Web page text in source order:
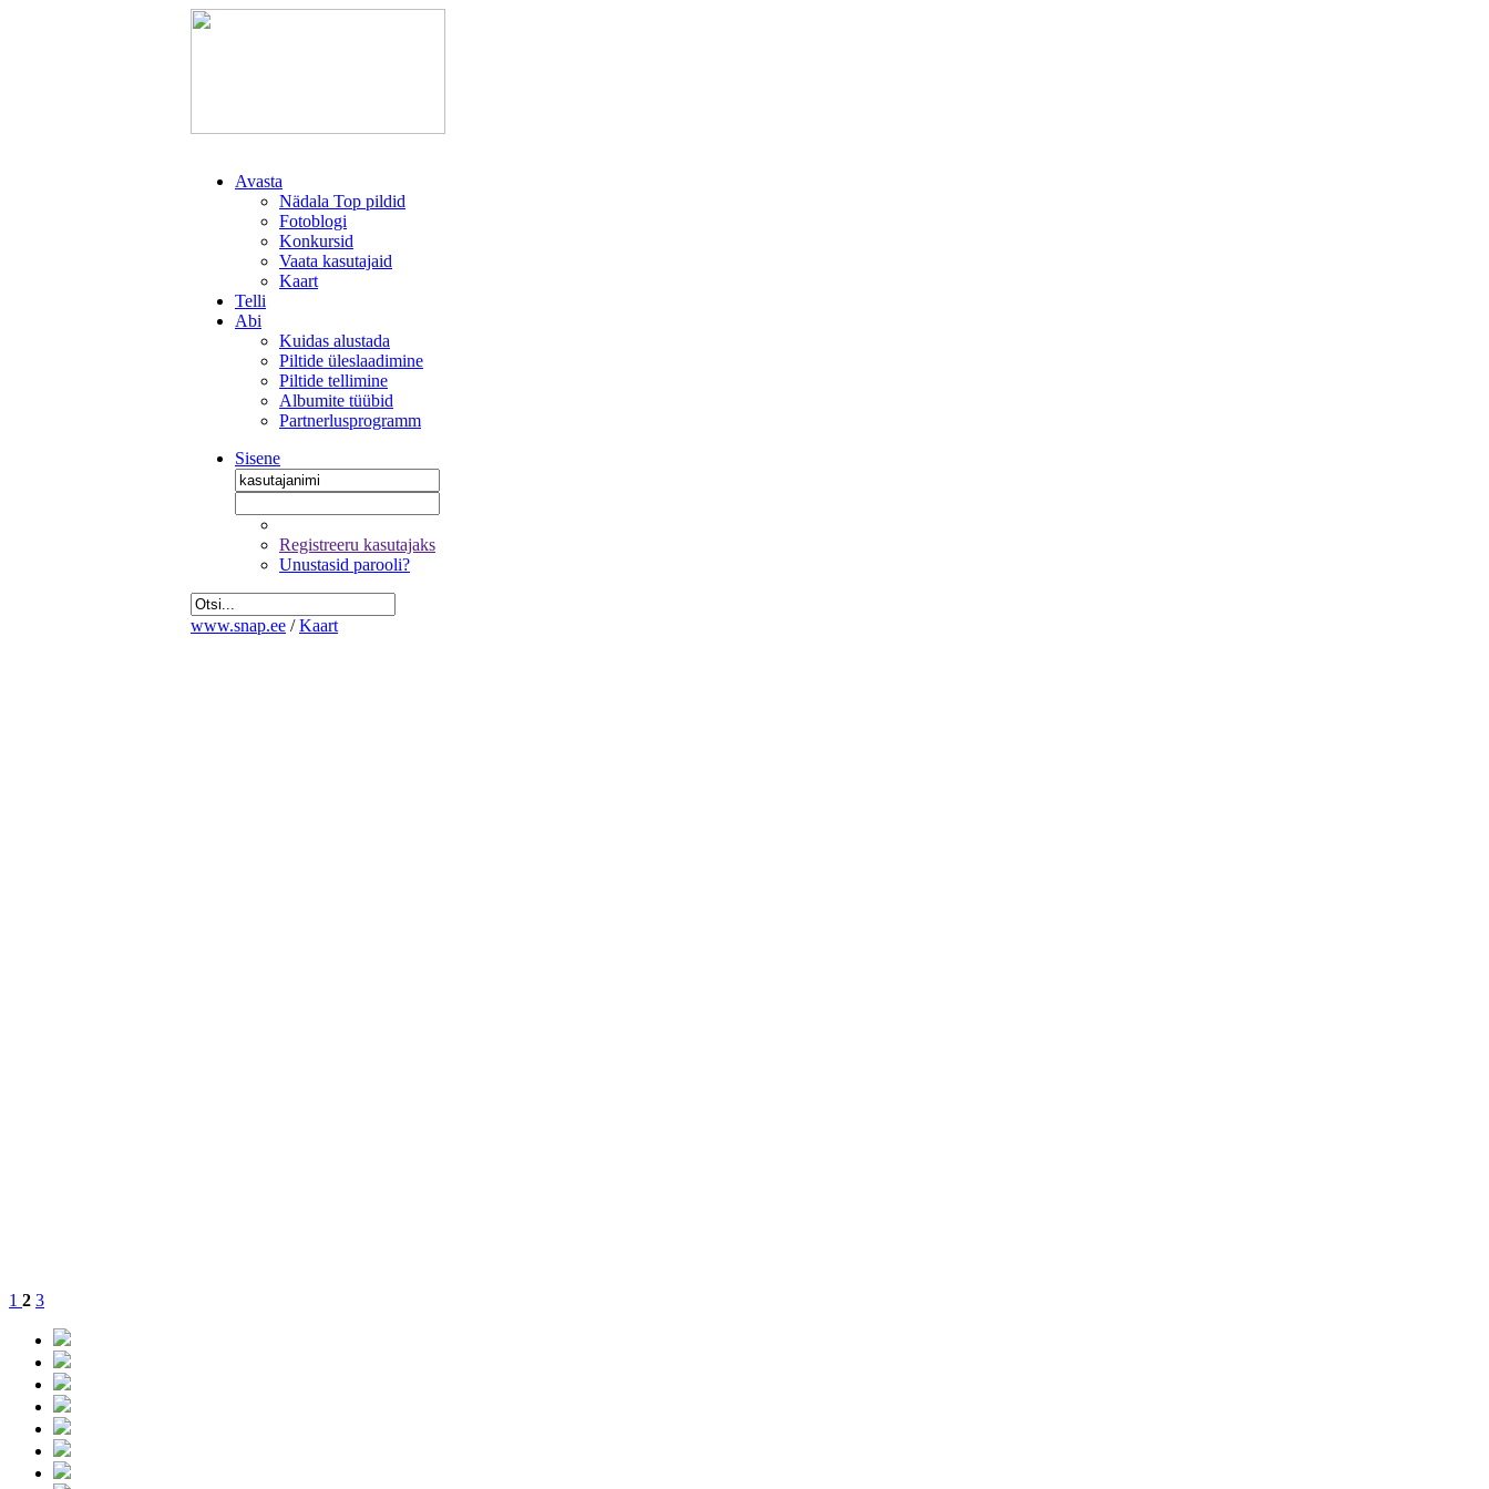
Avasta
Nädala Top pildid
Fotoblogi
Konkursid
Vaata kasutajaid
Kaart
Telli
Abi
Kuidas alustada
Piltide üleslaadimine
Piltide tellimine
Albumite tüübid
Partnerlusprogramm
Sisene
Registreeru kasutajaks
Unustasid parooli?
www.snap.ee / Kaart
1 2 3